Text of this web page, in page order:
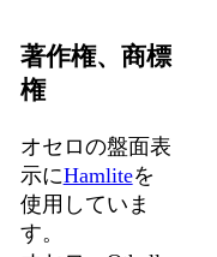
著作権、商標
権
オセロの盤面表
示にHamliteを
使用していま
す。